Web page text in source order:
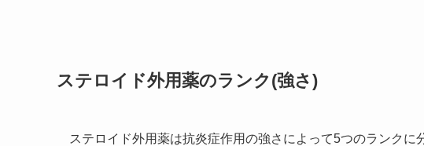
ステロイド外用薬のランク(強さ)
ステロイド外用薬は抗炎症作用の強さによって5つのランク